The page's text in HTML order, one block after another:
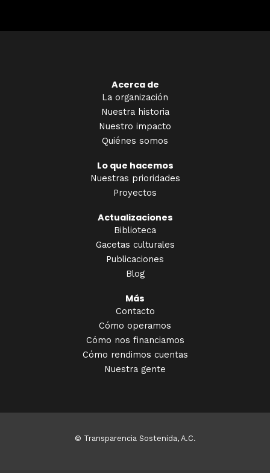
Acerca de
La organización
Nuestra historia
Nuestro impacto
Quiénes somos
Lo que hacemos
Nuestras prioridades
Proyectos
Actualizaciones
Biblioteca
Gacetas culturales
Publicaciones
Blog
Más
Contacto
Cómo operamos
Cómo nos financiamos
Cómo rendimos cuentas
Nuestra gente
© Transparencia Sostenida, A.C.